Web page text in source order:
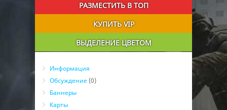
РАЗМЕСТИТЬ В ТОП
КУПИТЬ VIP
ВЫДЕЛЕНИЕ ЦВЕТОМ
Информация
Обсуждение (0)
Баннеры
Карты